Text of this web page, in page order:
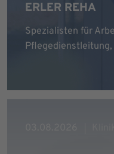
ERLER REHA
Spezialisten für
Pflegedienstleitung,